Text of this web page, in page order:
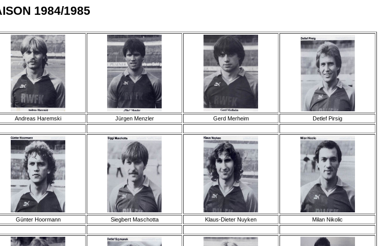
1984/1985
Andreas Haremski Jürgen Menzler Gerd Merheim Detlef Pirsig
Günter Hoormann Siegbert Maschotta Klaus-Dieter Nuyken Milan Nikolic